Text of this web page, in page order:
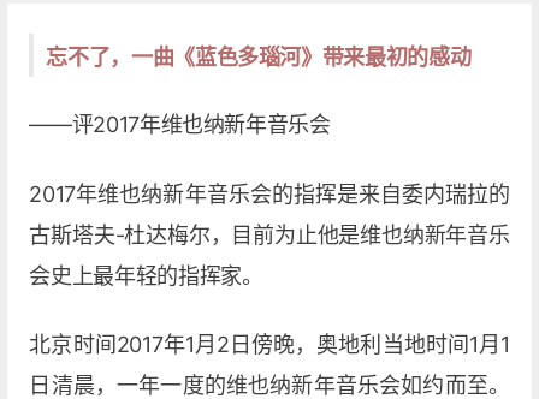
忘不了，一曲《蓝色多瑙河》带来最初的感动
——评2017年维也纳新年音乐会
2017年维也纳新年音乐会的指挥是来自委内瑞拉的
古斯塔夫-杜达梅尔，目前为止他是维也纳新年音乐
会史上最年轻的指挥家。
北京时间2017年1月2日傍晚，奥地利当地时间1月1
日清晨，一年一度的维也纳新年音乐会如约而至。